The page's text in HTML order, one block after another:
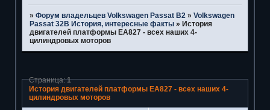
» Форум владельцев Volkswagen Passat B2 » Volkswagen
Passat 32B История, интересные факты » История
двигателей платформы ЕА827 - всех наших 4-
цилиндровых моторов
История двигателей платформы ЕА827 - всех наших 4-
цилиндровых моторов
Страница:1